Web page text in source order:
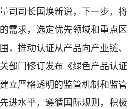
司司长国焕新说，下一步，将
需求，选定优先领域和重点区
，推动认证从产品向产业链、
部门修订发布《绿色产品认证
立严格透明的监管机制和监管
进水平，遵循国际规则，积极